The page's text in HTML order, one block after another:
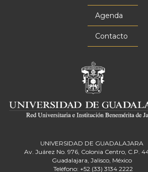
Agenda
Contacto
UNIVERSIDAD DE GUADALAJARA
Av. Juárez No. 976, Colonia Centro, C.P.
Guadalajara, Jalisco, México
Teléfono: +52 (33) 3134 2222